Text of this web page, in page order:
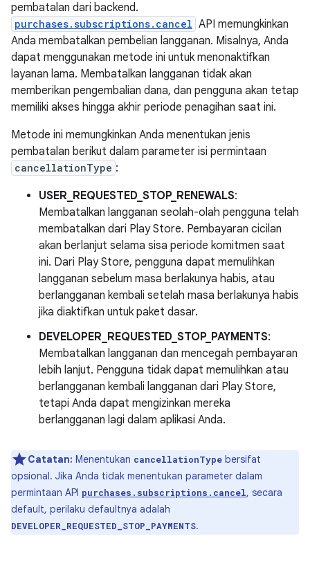
pembatalan dari backend.
purchases.subscriptions.cancel API memungkinkan
Anda membatalkan pembelian langganan. Misalnya, Anda
dapat menggunakan metode ini untuk menonaktifkan
layanan lama. Membatalkan langganan tidak akan
memberikan pengembalian dana, dan pengguna akan tetap
memiliki akses hingga akhir periode penagihan saat ini.
Metode ini memungkinkan Anda menentukan jenis
pembatalan berikut dalam parameter isi permintaan
cancellationType :
USER_REQUESTED_STOP_RENEWALS:
Membatalkan langganan seolah-olah pengguna telah
membatalkan dari Play Store. Pembayaran cicilan
akan berlanjut selama sisa periode komitmen saat
ini. Dari Play Store, pengguna dapat memulihkan
langganan sebelum masa berlakunya habis, atau
berlangganan kembali setelah masa berlakunya habis
jika diaktifkan untuk paket dasar.
DEVELOPER_REQUESTED_STOP_PAYMENTS:
Membatalkan langganan dan mencegah pembayaran
lebih lanjut. Pengguna tidak dapat memulihkan atau
berlangganan kembali langganan dari Play Store,
tetapi Anda dapat mengizinkan mereka
berlangganan lagi dalam aplikasi Anda.
Catatan: Menentukan cancellationType bersifat
opsional. Jika Anda tidak menentukan parameter dalam
permintaan API purchases.subscriptions.cancel, secara
default, perilaku defaultnya adalah
DEVELOPER_REQUESTED_STOP_PAYMENTS.